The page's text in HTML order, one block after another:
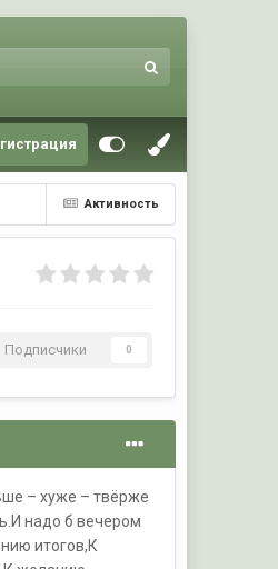
Активность
Подписчики 0
– хуже – твёрже
надо б вечером
итогов,К